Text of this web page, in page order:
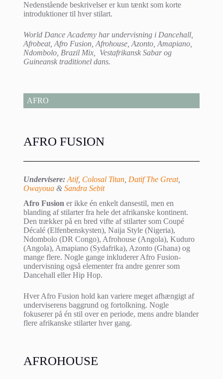
Nedenstående beskrivelser er kun tænkt som korte
introduktioner til hver stilart.
World Dance Academy har undervisning i Dancehall,
Afrobeat, Afro Fusion, Afrohouse, Azonto, Amapiano,
Ndombolo, Brazil Mix, Vestafrikansk Sabar og
Guineansk traditionel dans.
AFRO
AFRO FUSION
Undervisere: Atif, Colosal Titan, Datif The Great,
Owayoua & Sandra Sebit
Afro Fusion er ikke én enkelt dansestil, men en
blanding af stilarter fra hele det afrikanske kontinent.
Den trækker på en bred vifte af stilarter som Coupé
Décalé (Elfenbenskysten), Naija Style (Nigeria),
Ndombolo (DR Congo), Afrohouse (Angola), Kuduro
(Angola), Amapiano (Sydafrika), Azonto (Ghana) og
mange flere. Nogle gange inkluderer Afro Fusion-
undervisning også elementer fra andre genrer som
Dancehall eller Hip Hop.
Hver Afro Fusion hold kan variere meget afhængigt af
underviserens baggrund og fortolkning. Nogle
fokuserer på én stil over en periode, mens andre blander
flere afrikanske stilarter hver gang.
AFROHOUSE